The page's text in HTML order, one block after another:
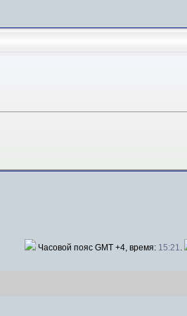
Часовой пояс GMT +4, время: 15:21.